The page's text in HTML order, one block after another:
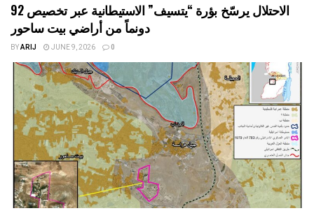
الاحتلال يرسّخ بؤرة “يتسيف” الاستيطانية عبر تخصيص 92
دونماً من أراضي بيت ساحور
BYARIJ JUNE 9, 2026 0